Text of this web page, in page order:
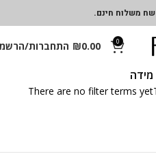
0
₪0.00 התחברות/
מידה
There are no filter terms yet